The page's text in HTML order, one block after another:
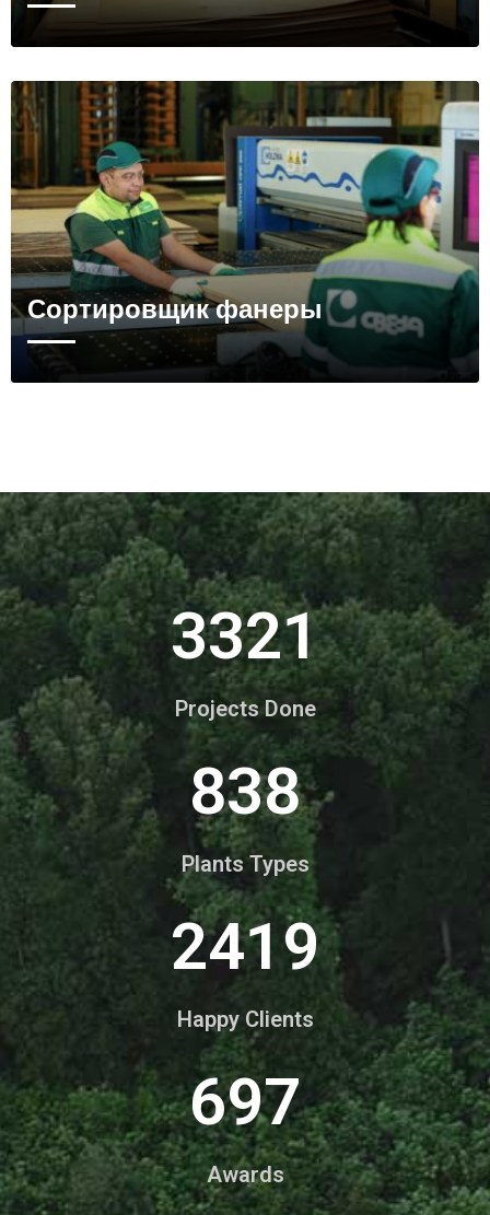
Сортировщик фанеры
4050
Projects Done
1023
Plants Types
2950
Happy Clients
850
Awards